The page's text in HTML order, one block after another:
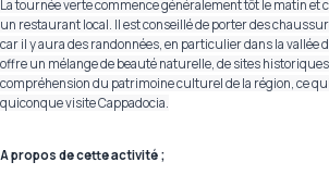
La tournée verte commence généralement tôt le matin et
un restaurant local. Il est conseillé de porter des
car il y aura des randonnées, en particulier dans la vallée
offre un mélange de beauté naturelle, de sites
compréhension du patrimoine culturel de la région, ce
quiconque visite Cappadocia.
A propos de cette activité ;